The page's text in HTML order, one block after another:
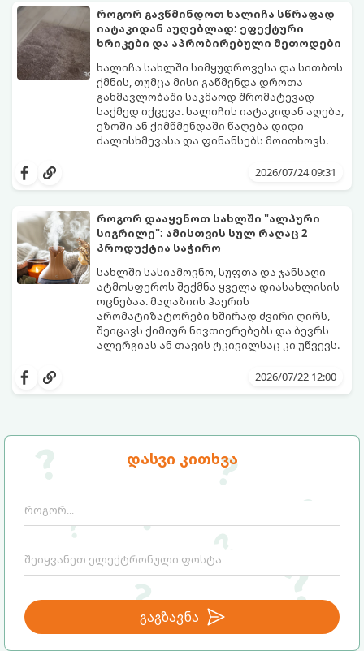
დასვი კითხვა
გაგზავნა
სასიამოვნო სიგრილე სპეციალური
ტექნიკის გარეშეც.
გთავაზობთ 10 საუკეთესო და
ხელმისაწვდომ მეთოდს:
როგორ გავწმინდოთ ხალიჩა სწრაფად
იატაკიდან აუღებლად: ეფექტური
ხრიკები და აპრობირებული მეთოდები
ხალიჩა სახლში სიმყუდროვესა და სითბოს
ქმნის, თუმცა მისი გაწმენდა დროთა
განმავლობაში საკმაოდ შრომატევად
საქმედ იქცევა. ხალიჩის იატაკიდან აღება,
ეზოში ან ქიმწმენდაში წაღება დიდი
ძალისხმევასა და ფინანსებს მოითხოვს.
ეფექტური, ბიუჯეტური და აპრობირებული
ლაქების ამოყვანასა და პირვანდელი
სიახლის დაბრუნებას.
2026/07/24 09:31
როგორ დააყენოთ სახლში "ალპური
სიგრილე": ამისთვის სულ რაღაც 2
პროდუქტია საჭირო
სახლში სასიამოვნო, სუფთა და ჯანსაღი
ატმოსფეროს შექმნა ყველა დიასახლისის
ოცნებაა. მაღაზიის ჰაერის
არომატიზატორები ხშირად ძვირი ღირს,
შეიცავს ქიმიურ ნივთიერებებს და ბევრს
ალერგიას ან თავის ტკივილსაც კი უწვევს.
სიგრილისა“ და სიახლის ეფექტის მიღწევა
ინგრედიენტი დაგჭირდებათ, რომლებიც
2026/07/22 12:00